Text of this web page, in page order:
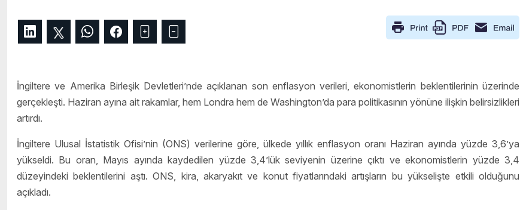
İngiltere ve Amerika Birleşik Devletleri’nde açıklanan son enflasyon verileri, ekonomistlerin beklentilerinin üzerinde
gerçekleşti. Haziran ayına ait rakamlar, hem Londra hem de Washington’da para politikasının yönüne ilişkin belirsizlikleri
artırdı.
İngiltere Ulusal İstatistik Ofisi’nin (ONS) verilerine göre, ülkede yıllık enflasyon oranı Haziran ayında yüzde 3,6’ya
yükseldi. Bu oran, Mayıs ayında kaydedilen yüzde 3,4’lük seviyenin üzerine çıktı ve ekonomistlerin yüzde 3,4
düzeyindeki beklentilerini aştı. ONS, kira, akaryakıt ve konut fiyatlarındaki artışların bu yükselişte etkili olduğunu
açıkladı.